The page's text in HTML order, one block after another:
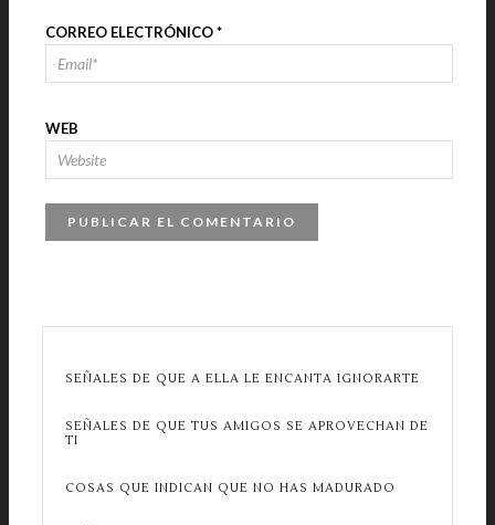
CORREO ELECTRÓNICO*
WEB
SEÑALES DE QUE A ELLA LE ENCANTA IGNORARTE
SEÑALES DE QUE TUS AMIGOS SE APROVECHAN DE
TI
COSAS QUE INDICAN QUE NO HAS MADURADO